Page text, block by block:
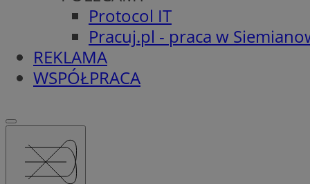
Protocol IT
Pracuj.pl - praca w
REKLAMA
WSPÓŁPRACA